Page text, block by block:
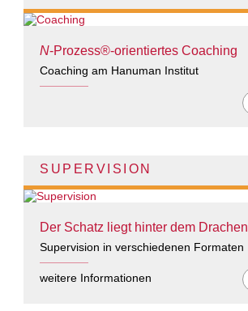
N-Prozess®-orientiertes Coaching
Coaching am Hanuman Institut
SUPERVISION
Der Schatz liegt hinter dem Drachen
Supervision in verschiedenen Formaten
weitere Informationen